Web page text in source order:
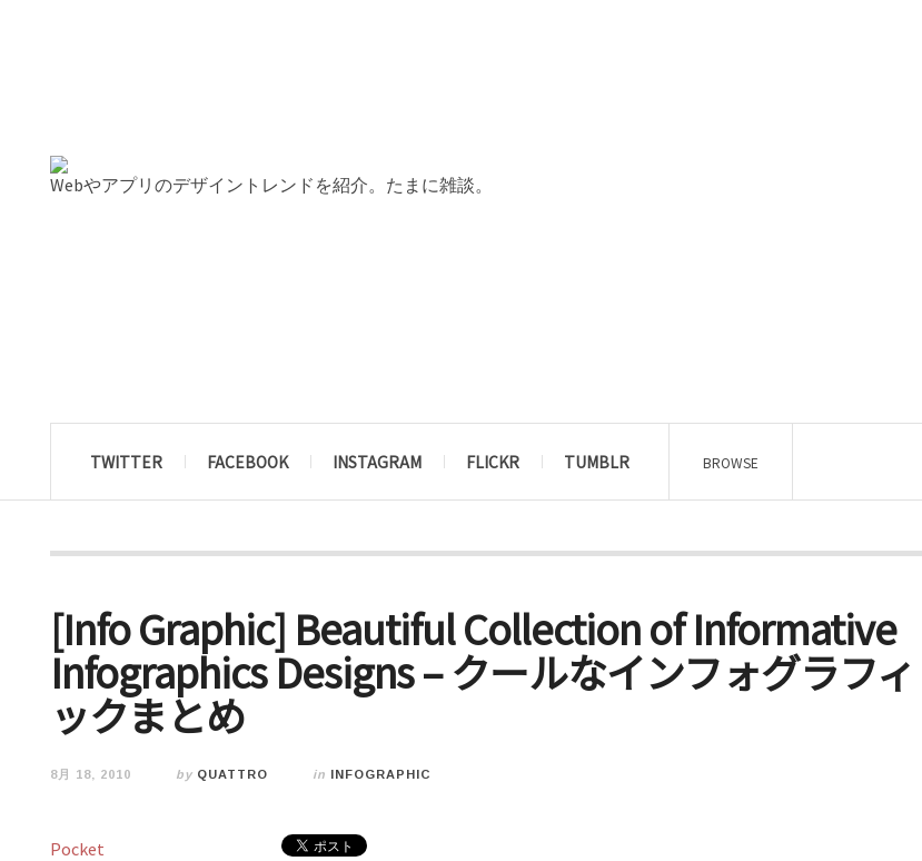
Webやアプリのデザイントレンドを紹介。たまに雑談。
TWITTER FACEBOOK INSTAGRAM FLICKR TUMBLR BROWSE
[Info Graphic] Beautiful Collection of Informative
Infographics Designs – クールなインフォグラフィ
ックまとめ
8月 18, 2010 by QUATTRO in INFOGRAPHIC
Pocket